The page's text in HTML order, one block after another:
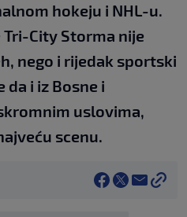
hokeju i NHL-u.
City Storma nije
nego i rijedak sportski
i iz Bosne i
uslovima,
scenu.